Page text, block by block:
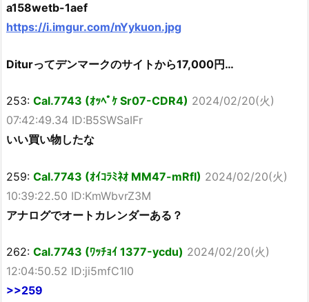
a158wetb-1aef
https://i.imgur.com/nYykuon.jpg
Diturってデンマークのサイトから17,000円…
253: Cal.7743 (ｵｯﾍﾟｹ Sr07-CDR4) 2024/02/20(火)
07:42:49.34 ID:B5SWSaIFr
いい買い物したな
259: Cal.7743 (ｵｲｺﾗﾐﾈｵ MM47-mRfI) 2024/02/20(火)
10:39:22.50 ID:KmWbvrZ3M
アナログでオートカレンダーある？
262: Cal.7743 (ﾜｯﾁｮｲ 1377-ycdu) 2024/02/20(火)
12:04:50.52 ID:ji5mfC1l0
>>259